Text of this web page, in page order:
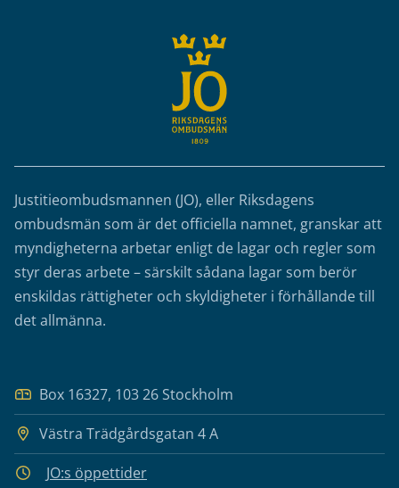
Justitieombudsmannen (JO), eller Riksdagens
ombudsmän som är det officiella namnet, granskar att
myndigheterna arbetar enligt de lagar och regler som
styr deras arbete – särskilt sådana lagar som berör
enskildas rättigheter och skyldigheter i förhållande till
det allmänna.
Box 16327, 103 26 Stockholm
Västra Trädgårdsgatan 4 A
JO:s öppettider